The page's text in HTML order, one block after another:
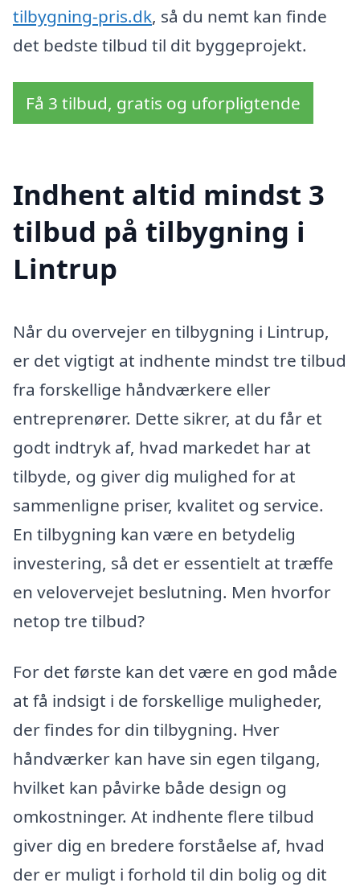
tilbygning-pris.dk, så du nemt kan finde
det bedste tilbud til dit byggeprojekt.
Få 3 tilbud, gratis og uforpligtende
Indhent altid mindst 3
tilbud på tilbygning i
Lintrup
Når du overvejer en tilbygning i Lintrup,
er det vigtigt at indhente mindst tre tilbud
fra forskellige håndværkere eller
entreprenører. Dette sikrer, at du får et
godt indtryk af, hvad markedet har at
tilbyde, og giver dig mulighed for at
sammenligne priser, kvalitet og service.
En tilbygning kan være en betydelig
investering, så det er essentielt at træffe
en velovervejet beslutning. Men hvorfor
netop tre tilbud?
For det første kan det være en god måde
at få indsigt i de forskellige muligheder,
der findes for din tilbygning. Hver
håndværker kan have sin egen tilgang,
hvilket kan påvirke både design og
omkostninger. At indhente flere tilbud
giver dig en bredere forståelse af, hvad
der er muligt i forhold til din bolig og dit